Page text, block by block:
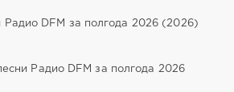
Радио DFM за полгода 2026